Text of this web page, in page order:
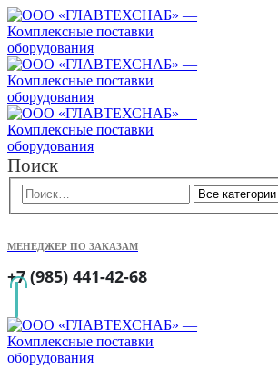
Поиск
МЕНЕДЖЕР ПО ЗАКАЗАМ
+7 (985) 441-42-68